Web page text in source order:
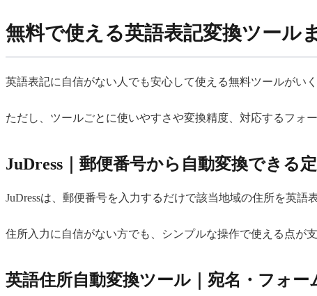
無料で使える英語表記変換ツール
英語表記に自信がない人でも安心して使える無料ツールがい
ただし、ツールごとに使いやすさや変換精度、対応するフォ
JuDress｜郵便番号から自動変換できる
JuDressは、郵便番号を入力するだけで該当地域の住所を英
住所入力に自信がない方でも、シンプルな操作で使える点が
英語住所自動変換ツール｜宛名・フォ